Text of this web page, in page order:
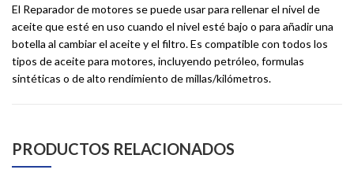
El Reparador de motores se puede usar para rellenar el nivel de
aceite que esté en uso cuando el nivel esté bajo o para añadir una
botella al cambiar el aceite y el filtro. Es compatible con todos los
tipos de aceite para motores, incluyendo petróleo, formulas
sintéticas o de alto rendimiento de millas/kilómetros.
PRODUCTOS RELACIONADOS